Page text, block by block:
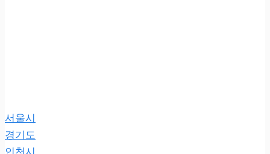
서울시
경기도